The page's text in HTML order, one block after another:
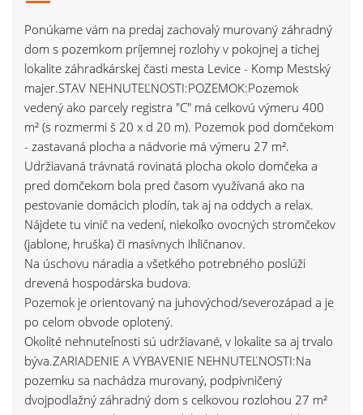
Ponúkame vám na predaj zachovalý murovaný záhradný
dom s pozemkom príjemnej rozlohy v pokojnej a tichej
lokalite záhradkárskej časti mesta Levice - Komp Mestský
majer.STAV NEHNUTEĽNOSTI:POZEMOK:Pozemok
vedený ako parcely registra "C" má celkovú výmeru 400
m² (s rozmermi š 20 x d 20 m). Pozemok pod domčekom
- zastavaná plocha a nádvorie má výmeru 27 m².
Udržiavaná trávnatá rovinatá plocha okolo domčeka a
pred domčekom bola pred časom využívaná ako na
pestovanie domácich plodín, tak aj na oddych a relax.
Nájdete tu vinič na vedení, niekoľko ovocných stromčekov
(jablone, hruška) či masívnych ihličnanov.
Na úschovu náradia a všetkého potrebného poslúži
drevená hospodárska budova.
Pozemok je orientovaný na juhovýchod/severozápad a je
po celom obvode oplotený.
Okolité nehnuteľnosti sú udržiavané, v lokalite sa aj trvalo
býva.ZARIADENIE A VYBAVENIE NEHNUTEĽNOSTI:Na
pozemku sa nachádza murovaný, podpivničený
dvojpodlažný záhradný dom s celkovou rozlohou 27 m²